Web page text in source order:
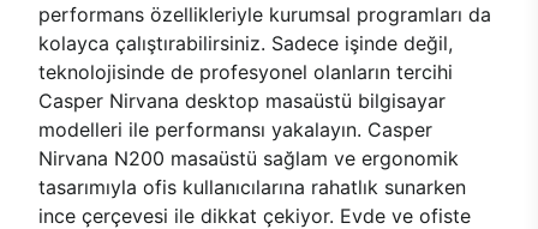
performans özellikleriyle kurumsal programları da
kolayca çalıştırabilirsiniz. Sadece işinde değil,
teknolojisinde de profesyonel olanların tercihi
Casper Nirvana desktop masaüstü bilgisayar
modelleri ile performansı yakalayın. Casper
Nirvana N200 masaüstü sağlam ve ergonomik
tasarımıyla ofis kullanıcılarına rahatlık sunarken
ince çerçevesi ile dikkat çekiyor. Evde ve ofiste